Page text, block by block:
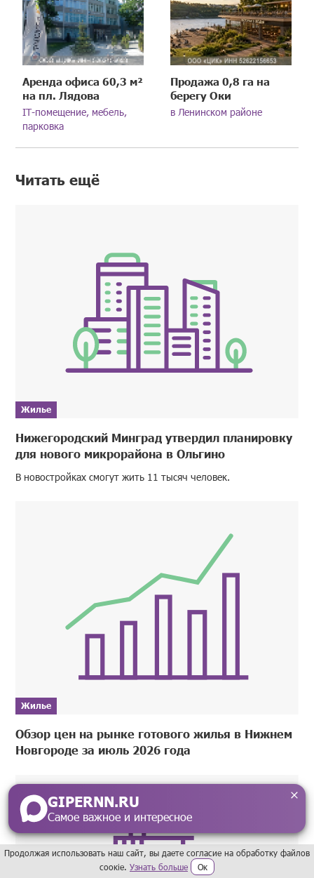
Аренда офиса 60,3 м²
на пл. Лядова
IT-помещение, мебель,
парковка
Продажа 0,8 га на
берегу Оки
в Ленинском районе
Читать ещё
Жилье
Нижегородский Минград утвердил планировку
для нового микрорайона в Ольгино
В новостройках смогут жить 11 тысяч человек.
Жилье
Обзор цен на рынке готового жилья в Нижнем
Новгороде за июль 2026 года
GIPERNN.RU
Самое важное и интересное
Продолжая использовать наш сайт, вы даете согласие на обработку файлов
сoокіе. Узнать больше Ок